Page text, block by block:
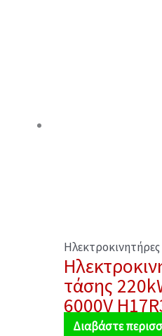
Ηλεκτροκινητήρες
τάσης
6000V
Διαβάστε